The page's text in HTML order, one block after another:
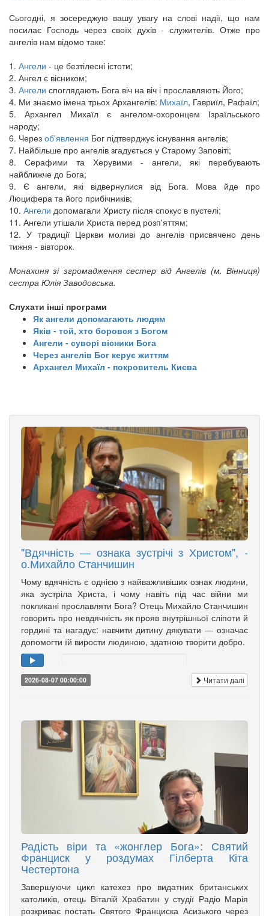
Сьогодні, я зосереджую вашу увагу на слові надії, що нам
посилає Господь через своїх духів - служителів. Отже про
ангелів нам відомо таке:
1. Ангели - це безтілесні істоти;
2. Ангел є вісником;
3. Ангели споглядають Бога віч на віч і прославляють Його;
4. Ми знаємо імена трьох Архангелів: Михаїл, Гавриїл, Рафаїл;
5. Архангел Михаїл є ангелом-охоронцем Ізраїльського
народу;
6. Через об'явлення Бог підтверджує існування ангелів;
7. Найбільше про ангелів згадується у Старому Заповіті;
8. Серафими та Херувими - ангели, які перебувають
найближче до Бога;
9. Є ангели, які відвернулися від Бога. Мова йде про
Люцифера та його прибічників;
10. Ангели допомагали Христу після спокус в пустелі;
11. Ангели утішали Христа перед розп'яттям;
12. У традиції Церкви моливі до ангелів присвячено день
тижня - вівторок.
Монахиня зі згромадження сестер від Ангелів (м. Вінниця)
сестра Юлія Заводовська.
Слухати інші програми
Як ангели допомагають людям
Яків - той, хто боровся з Богом
Ангели - суворі вісники Бога
Через ангелів Бог керує життям
Архангел Михаїл - покровитель Києва
"Вдячність — ознака зустрічі з Христом", -
о.Михайло Станчишин
Чому вдячність є однією з найважливіших ознак людини,
яка зустріла Христа, і чому навіть під час війни ми
покликані прославляти Бога? Отець Михайло Станчишин
говорить про невдячність як прояв внутрішньої сліпоти й
гордині та нагадує: навчити дитину дякувати — означає
допомогти їй вирости людиною, здатною творити добро.
2026-08-07 00:00:00 Читати далі
Радість віри та «жонглер Бога»: Святий
Франциск у роздумах Гілберта Кіта
Честертона
Завершуючи цикл катехез про видатних британських
католиків, отець Віталій Храбатин у студії Радіо Марія
розкриває постать Святого Франциска Асизького через